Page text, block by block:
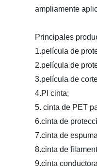
ampliamente
Principales
1.película de
2.película de
3.película de
4.PI cinta;
5. cinta de PET
6.cinta de
7.cinta de
8.cinta de
9.cinta